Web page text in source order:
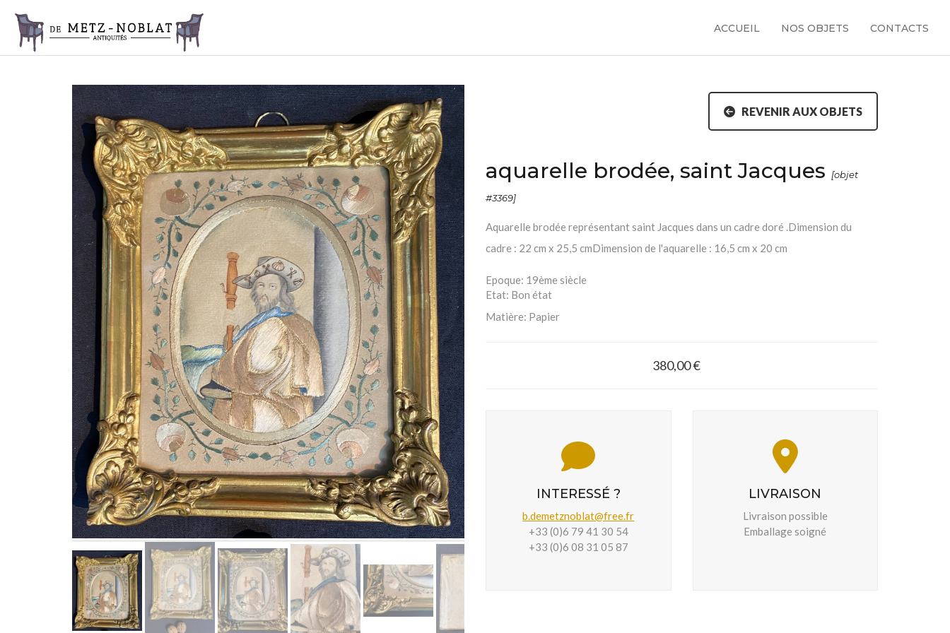
ACCUEIL NOS OBJETS CONTACTS
REVENIR AUX OBJETS
aquarelle brodée, saint Jacques [objet
#3369]
Aquarelle brodée représentant saint Jacques dans un cadre doré .Dimension du
cadre : 22 cm x 25,5 cmDimension de l'aquarelle : 16,5 cm x 20 cm
Epoque: 19ème siècle
Etat: Bon état
Matière: Papier
380,00 €
INTERESSÉ ?
b.demetznoblat@free.fr
+33 (0)6 79 41 30 54
+33 (0)6 08 31 05 87
LIVRAISON
Livraison possible
Emballage soigné